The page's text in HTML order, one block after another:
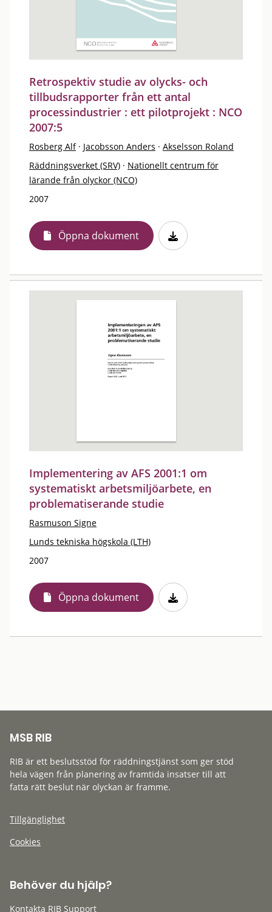
Retrospektiv studie av olycks- och
tillbudsrapporter från ett antal
processindustrier : ett pilotprojekt : NCO
2007:5
Rosberg Alf · Jacobsson Anders · Akselsson Roland
Räddningsverket (SRV) · Nationellt centrum för
lärande från olyckor (NCO)
2007
Öppna dokument
Implementering av AFS 2001:1 om
systematiskt arbetsmiljöarbete, en
problematiserande studie
Rasmuson Signe
Lunds tekniska högskola (LTH)
2007
Öppna dokument
MSB RIB
RIB är ett beslutsstöd för räddningstjänst som ger stöd
hela vägen från planering av framtida insatser till att
fatta rätt beslut när olyckan är framme.
Tillgänglighet
Cookies
Behöver du hjälp?
Kontakta RIB Support